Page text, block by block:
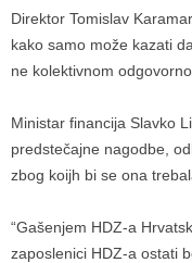
Direktor Tomislav
kako samo može kazati
ne kolektivnom
Ministar financija Slavko
predstečajne nagodbe,
zbog koijh bi se ona
“Gašenjem HDZ-a
zaposlenici HDZ-a ostati